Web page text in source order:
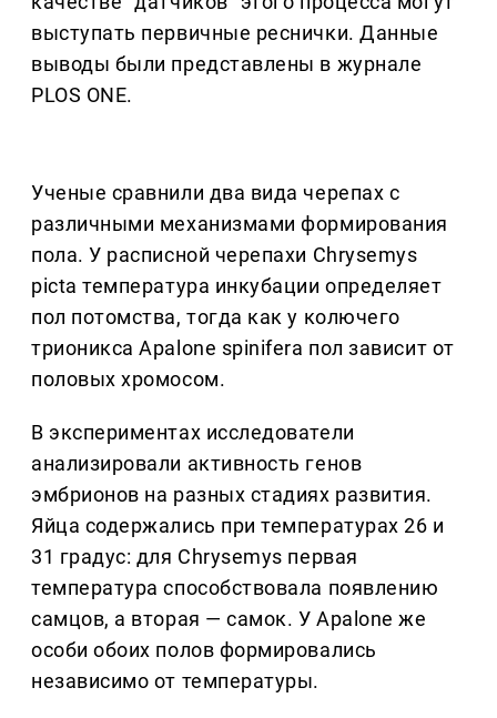
выступать первичные реснички. Данные
выводы были представлены в журнале
PLOS ONE.
Ученые сравнили два вида черепах с
различными механизмами формирования
пола. У расписной черепахи Chrysemys
picta температура инкубации определяет
пол потомства, тогда как у колючего
трионикса Apalone spinifera пол зависит от
половых хромосом.
В экспериментах исследователи
анализировали активность генов
эмбрионов на разных стадиях развития.
Яйца содержались при температурах 26 и
31 градус: для Chrysemys первая
температура способствовала появлению
самцов, а вторая — самок. У Apalone же
особи обоих полов формировались
независимо от температуры.